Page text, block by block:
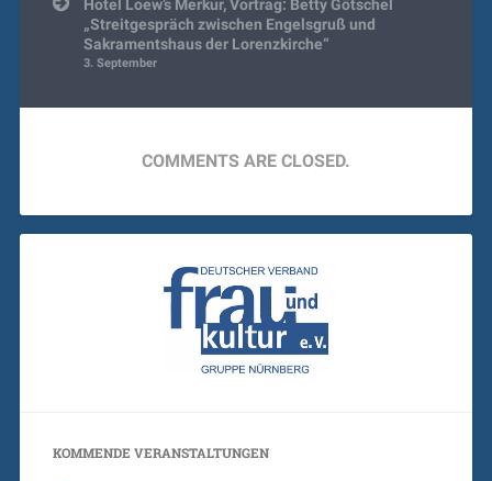
Hotel Loew’s Merkur, Vortrag: Betty Götschel
„Streitgespräch zwischen Engelsgruß und
Sakramentshaus der Lorenzkirche“
3. September
COMMENTS ARE CLOSED.
KOMMENDE VERANSTALTUNGEN